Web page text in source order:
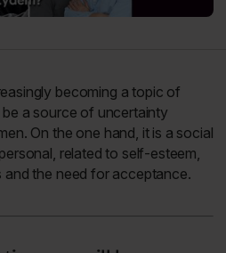
becoming a topic of
a source of uncertainty
On the one hand, it is a social
related to self-esteem,
and the need for acceptance.